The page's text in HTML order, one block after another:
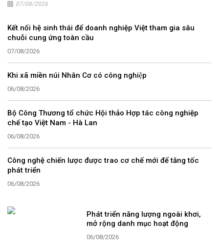
07/08/2026
Kết nối hệ sinh thái để doanh nghiệp Việt tham gia sâu
chuỗi cung ứng toàn cầu
07/08/2026
Khi xã miền núi Nhân Cơ có công nghiệp
06/08/2026
Bộ Công Thương tổ chức Hội thảo Hợp tác công nghiệp
chế tạo Việt Nam - Hà Lan
06/08/2026
Công nghệ chiến lược được trao cơ chế mới để tăng tốc
phát triển
06/08/2026
Phát triển năng lượng ngoài khơi,
mở rộng danh mục hoạt động
06/08/2026